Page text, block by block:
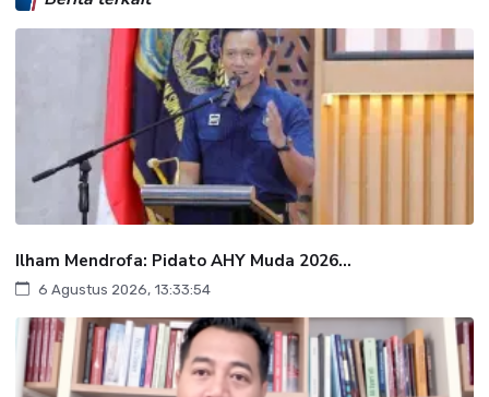
Ilham Mendrofa: Pidato AHY Muda 2026...
6 Agustus 2026, 13:33:54